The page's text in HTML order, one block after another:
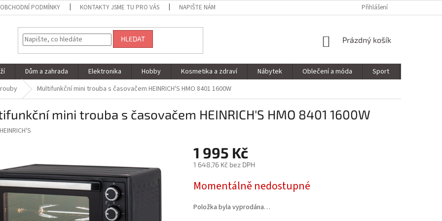
OBCHODNÍ PODMÍNKY KONTAKTY JSME TU PRO VÁS NAPIŠTE NÁM Přihlášení
HLEDAT
NÁKUPNÍ
Prázdný košík
Dům a zahrada Elektronika Hobby Kosmetika a zdraví Nábytek Oblečení a móda Sport
Multifunkční mini trouba s časovačem HEINRICH'S HMO 8401 1600W
mini trouba s časovačem HEINRICH'S HMO 8401 1600W
HEINRICH'S
1 995 Kč
1 648,76 Kč bez DPH
cena:
Momentálně nedostupné
Položka byla vyprodána…